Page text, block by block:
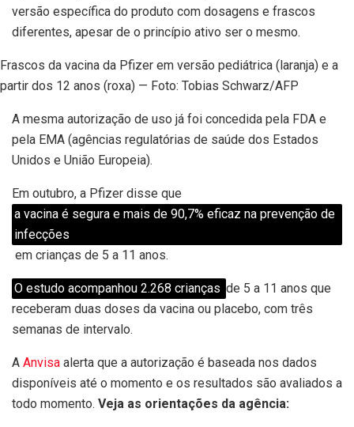
versão específica do produto com dosagens e frascos
diferentes, apesar de o princípio ativo ser o mesmo.
Frascos da vacina da Pfizer em versão pediátrica (laranja) e a
partir dos 12 anos (roxa) — Foto: Tobias Schwarz/AFP
A mesma autorização de uso já foi concedida pela FDA e
pela EMA (agências regulatórias de saúde dos Estados
Unidos e União Europeia).
Em outubro, a Pfizer disse que
a vacina é segura e mais de 90,7% eficaz na prevenção de
infecções
em crianças de 5 a 11 anos.
O estudo acompanhou 2.268 crianças de 5 a 11 anos que
receberam duas doses da vacina ou placebo, com três
semanas de intervalo.
A Anvisa alerta que a autorização é baseada nos dados
disponíveis até o momento e os resultados são avaliados a
todo momento. Veja as orientações da agência: